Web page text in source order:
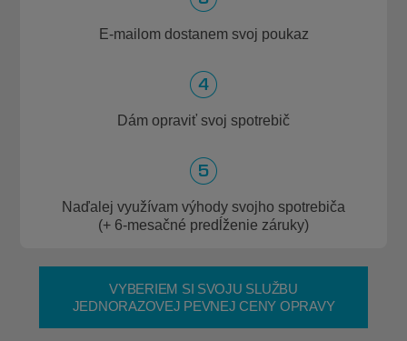
E-mailom dostanem svoj poukaz
Dám opraviť svoj spotrebič
Naďalej využívam výhody svojho spotrebiča
(+ 6-mesačné predĺženie záruky)
VYBERIEM SI SVOJU SLUŽBU
JEDNORAZOVEJ PEVNEJ CENY OPRAVY